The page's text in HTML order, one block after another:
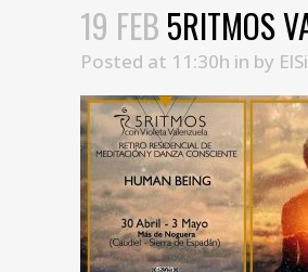
19 FEB 5RITMOS
Posted at 11:30h in by